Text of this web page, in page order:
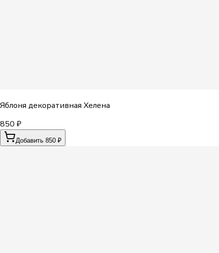
Яблоня декоративная Хелена
850 ₽
Добавить 850 ₽